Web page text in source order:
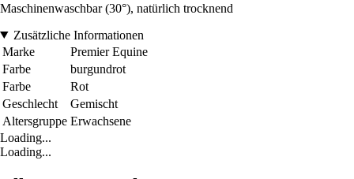
Maschinenwaschbar (30°), natürlich trocknend
Zusätzliche Informationen
Marke
Premier Equine
Farbe
burgundrot
Farbe
Rot
Geschlecht
Gemischt
Altersgruppe Erwachsene
Loading...
Loading...